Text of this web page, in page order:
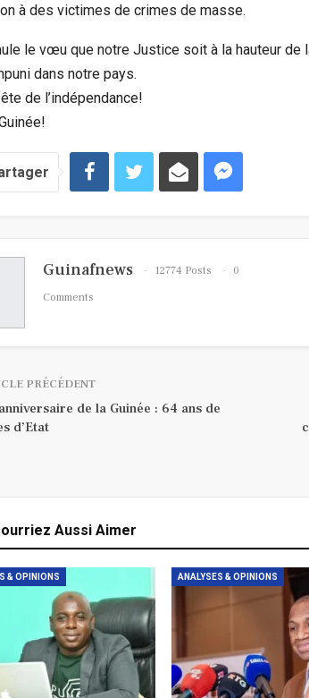
à des victimes de crimes de masse.
le vœu que notre Justice soit à la hauteur de
dans notre pays.
de l’indépendance!
Guinafnews 12774 Posts
0
Comments
PRÉCÉDENT
de la Guinée : 64 ans de
d’Etat
Aussi Aimer
& OPINIONS ANALYSES & OPINIONS